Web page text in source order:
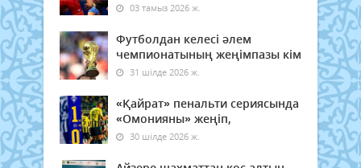
03 тамыз 2026 ж.
Футболдан келесі әлем
чемпионатының жеңімпазы кім
31 шілде 2026 ж.
«Қайрат» пенальти сериясында
«Омонияны» жеңіп,
30 шілде 2026 ж.